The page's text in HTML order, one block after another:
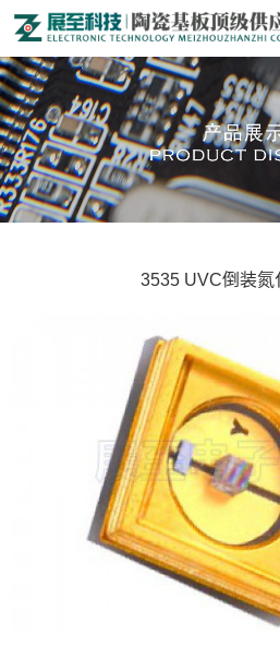
3535 UVC倒装氮